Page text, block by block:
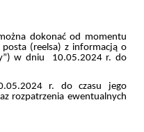
dokonać od momentu
(reelsa) z informacją o
w dniu 10.05.2024 r. do
r. do czasu jego
rozpatrzenia ewentualnych